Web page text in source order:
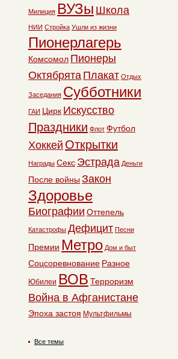
Милиция ВУЗы Школа
НИИ Стройка Ушли из жизни
Пионерлагерь
Комсомол Пионеры
Октябрята Плакат Отдых
Заседания Субботники
ГАИ Цирк Искусство
Праздники Флот Футбол
Хоккей Открытки
Награды Секс Эстрада Деньги
После войны Закон
Здоровье
Биографии Оттепель
Катастрофы Дефицит Песни
Премии Метро Дом и быт
Соцсоревнование Разное
Юбилеи ВОВ Терроризм
Война в Афганистане
Эпоха застоя Мультфильмы
Все темы